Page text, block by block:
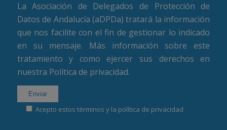
La Asociación de Delegados de Protección de
Datos de Andalucía (aDPDa) tratará la información
que nos facilite con el fin de gestionar lo indicado
en su mensaje. Más información sobre este
tratamiento y como ejercer sus derechos en
nuestra Política de privacidad.
Acepto estos términos y la política de privacidad